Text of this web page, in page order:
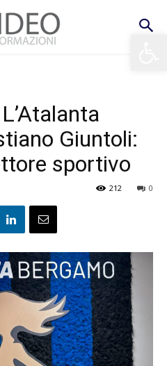
Giuntoli:
sportivo
0
212